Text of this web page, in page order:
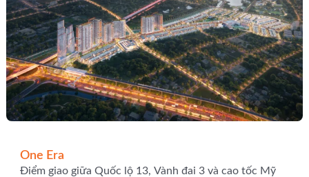
One Era
Điểm giao giữa Quốc lộ 13, Vành đai 3 và cao tốc Mỹ